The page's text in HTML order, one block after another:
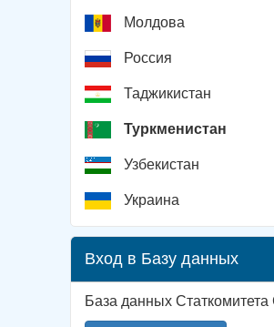
Молдова
Россия
Таджикистан
Туркменистан
Узбекистан
Украина
Вход в Базу данных
База данных